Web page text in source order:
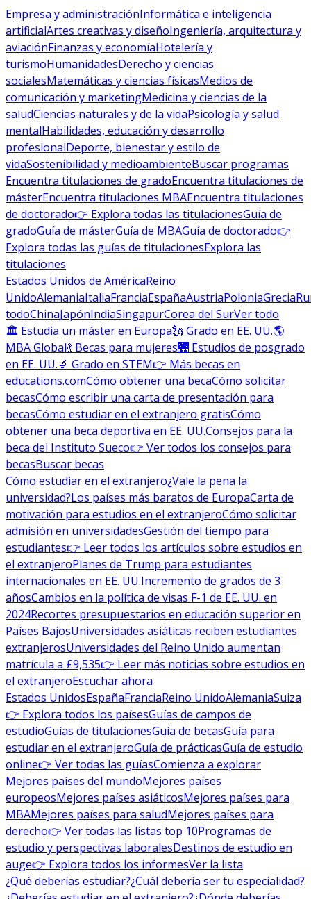
Empresa y administraciónInformática e inteligencia
artificialArtes creativas y diseñoIngeniería, arquitectura y
aviaciónFinanzas y economíaHotelería y
turismoHumanidadesDerecho y ciencias
socialesMatemáticas y ciencias físicasMedios de
comunicación y marketingMedicina y ciencias de la
saludCiencias naturales y de la vidaPsicología y salud
mentalHabilidades, educación y desarrollo
profesionalDeporte, bienestar y estilo de
vidaSostenibilidad y medioambienteBuscar programas
Encuentra titulaciones de gradoEncuentra titulaciones de
másterEncuentra titulaciones MBAEncuentra titulaciones
de doctorado👉 Explora todas las titulacionesGuía de
gradoGuía de másterGuía de MBAGuía de doctorado👉
Explora todas las guías de titulacionesExplora las
titulaciones
Estados Unidos de AméricaReino
UnidoAlemaniaItaliaFranciaEspañaAustriaPoloniaGrecia
todoChinaJapónIndiaSingapurCorea del SurVer todo
🏛 Estudia un máster en Europa🗽 Grado en EE. UU.🌎
MBA Global💃 Becas para mujeres🌉 Estudios de posgrado
en EE. UU.🔬 Grado en STEM👉 Más becas en
educations.comCómo obtener una becaCómo solicitar
becasCómo escribir una carta de presentación para
becasCómo estudiar en el extranjero gratisCómo
obtener una beca deportiva en EE. UU.Consejos para la
beca del Instituto Sueco👉 Ver todos los consejos para
becasBuscar becas
Cómo estudiar en el extranjero¿Vale la pena la
universidad?Los países más baratos de EuropaCarta de
motivación para estudios en el extranjeroCómo solicitar
admisión en universidadesGestión del tiempo para
estudiantes👉 Leer todos los artículos sobre estudios en
el extranjeroPlanes de Trump para estudiantes
internacionales en EE. UU.Incremento de grados de 3
añosCambios en la política de visas F-1 de EE. UU. en
2024Recortes presupuestarios en educación superior en
Países BajosUniversidades asiáticas reciben estudiantes
extranjerosUniversidades del Reino Unido aumentan
matrícula a £9,535👉 Leer más noticias sobre estudios en
el extranjeroEscuchar ahora
Estados UnidosEspañaFranciaReino UnidoAlemaniaSuiza
👉 Explora todos los paísesGuías de campos de
estudioGuías de titulacionesGuía de becasGuía para
estudiar en el extranjeroGuía de prácticasGuía de estudio
online👉 Ver todas las guíasComienza a explorar
Mejores países del mundoMejores países
europeosMejores países asiáticosMejores países para
MBAMejores países para saludMejores países para
derecho👉 Ver todas las listas top 10Programas de
estudio y perspectivas laboralesDestinos de estudio en
auge👉 Explora todos los informesVer la lista
¿Qué deberías estudiar?¿Cuál debería ser tu especialidad?